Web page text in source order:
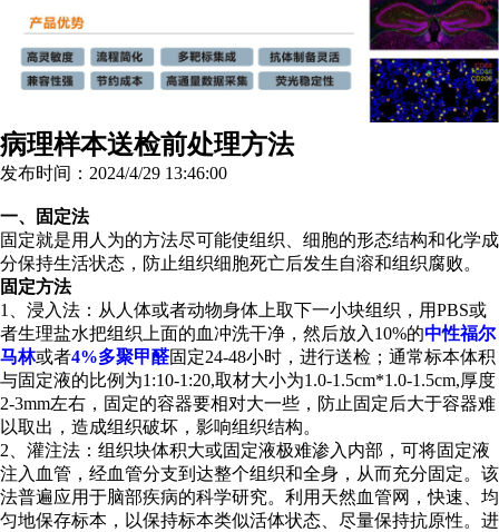
病理样本送检前处理方法
发布时间：2024/4/29 13:46:00
一、固定法
固定就是用人为的方法尽可能使组织、细胞的形态结构和化学成
分保持生活状态，防止组织细胞死亡后发生自溶和组织腐败。
固定方法
1、浸入法：从人体或者动物身体上取下一小块组织，用PBS或
者生理盐水把组织上面的血冲洗干净，然后放入10%的中性福尔
马林或者4%多聚甲醛固定24-48小时，进行送检；通常标本体积
与固定液的比例为1:10-1:20,取材大小为1.0-1.5cm*1.0-1.5cm,厚度
2-3mm左右，固定的容器要相对大一些，防止固定后大于容器难
以取出，造成组织破坏，影响组织结构。
2、灌注法：组织块体积大或固定液极难渗入内部，可将固定液
注入血管，经血管分支到达整个组织和全身，从而充分固定。该
法普遍应用于脑部疾病的科学研究。利用天然血管网，快速、均
匀地保存标本，以保持标本类似活体状态、尽量保持抗原性。进